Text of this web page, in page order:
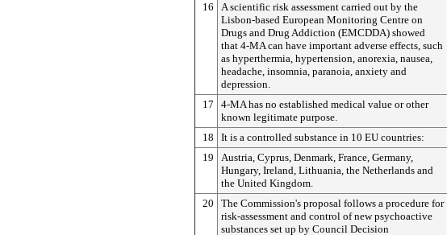
16
A scientific risk assessment carried out by the
Lisbon-based European Monitoring Centre on
Drugs and Drug Addiction (EMCDDA) showed
that 4-MA can have important adverse effects, such
as hyperthermia, hypertension, anorexia, nausea,
headache, insomnia, paranoia, anxiety and
depression.
17
4-MA has no established medical value or other
known legitimate purpose.
18
It is a controlled substance in 10 EU countries:
19
Austria, Cyprus, Denmark, France, Germany,
Hungary, Ireland, Lithuania, the Netherlands and
the United Kingdom.
20
The Commission's proposal follows a procedure for
risk-assessment and control of new psychoactive
substances set up by Council Decision